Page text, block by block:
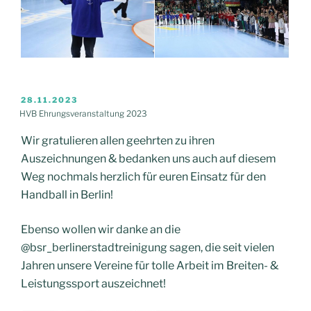
VERÖFFENTLICHT
AM
28.11.2023
HVB Ehrungsveranstaltung 2023
Wir gratulieren allen geehrten zu ihren
Auszeichnungen & bedanken uns auch auf diesem
Weg nochmals herzlich füreuren Einsatz für den
Handball in Berlin!
Ebenso wollen wir danke an die
@bsr_berlinerstadtreinigung sagen, die seit vielen
Jahren unsere Vereine für tolle Arbeit im Breiten- &
Leistungssport auszeichnet!